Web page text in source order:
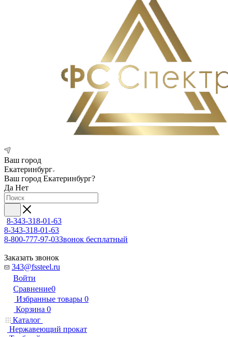
Ваш город
Екатеринбург
Ваш город Екатеринбург?
Да Нет
8-343-318-01-63
8-343-318-01-63
8-800-777-97-03Звонок бесплатный
Заказать звонок
343@fssteel.ru
Войти
Сравнение0
Избранные товары 0
Корзина 0
Каталог
Нержавеющий прокат